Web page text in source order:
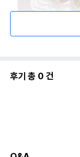
후기 총 0 건